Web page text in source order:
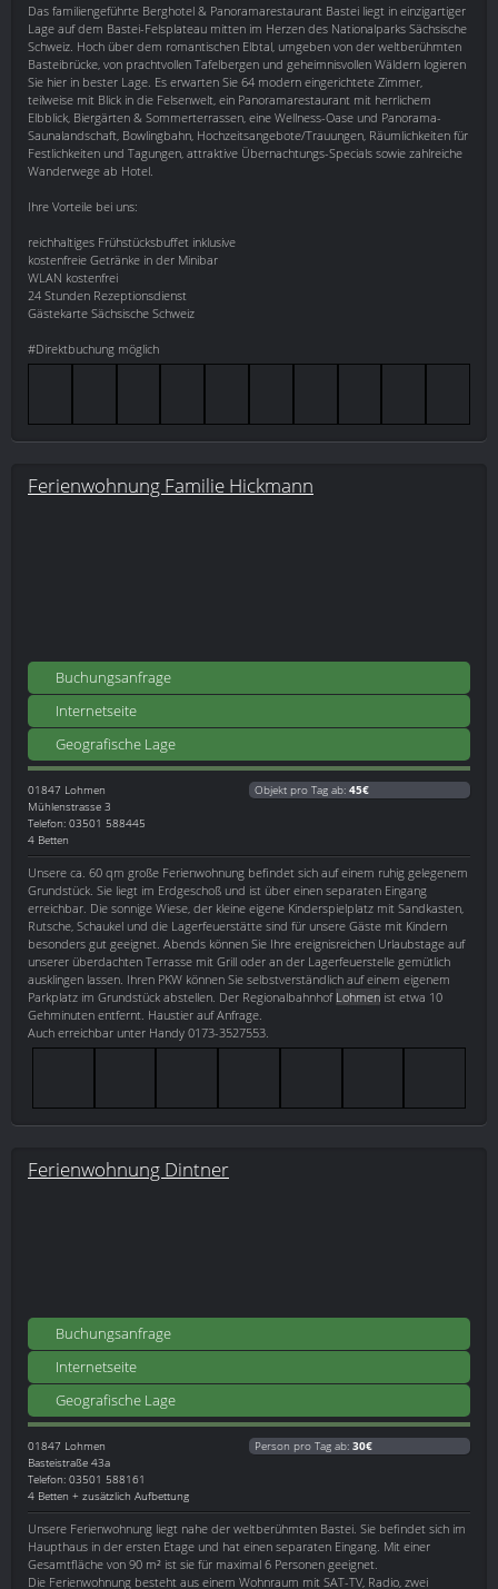
Das familiengeführte Berghotel & Panoramarestaurant Bastei liegt in einzigartiger
Lage auf dem Bastei-Felsplateau mitten im Herzen des Nationalparks Sächsische
Schweiz. Hoch über dem romantischen Elbtal, umgeben von der weltberühmten
Basteibrücke, von prachtvollen Tafelbergen und geheimnisvollen Wäldern logieren
Sie hier in bester Lage. Es erwarten Sie 64 modern eingerichtete Zimmer,
teilweise mit Blick in die Felsenwelt, ein Panoramarestaurant mit herrlichem
Elbblick, Biergärten & Sommerterrassen, eine Wellness-Oase und Panorama-
Saunalandschaft, Bowlingbahn, Hochzeitsangebote/Trauungen, Räumlichkeiten für
Festlichkeiten und Tagungen, attraktive Übernachtungs-Specials sowie zahlreiche
Wanderwege ab Hotel.
Ihre Vorteile bei uns:
reichhaltiges Frühstücksbuffet inklusive
kostenfreie Getränke in der Minibar
WLAN kostenfrei
24 Stunden Rezeptionsdienst
Gästekarte Sächsische Schweiz
#Direktbuchung möglich
Ferienwohnung Familie Hickmann
Buchungsanfrage
Internetseite
Geografische Lage
01847 Lohmen
Mühlenstrasse 3
Telefon: 03501 588445
4 Betten
Objekt pro Tag ab: 45€
Unsere ca. 60 qm große Ferienwohnung befindet sich auf einem ruhig gelegenem
Grundstück. Sie liegt im Erdgeschoß und ist über einen separaten Eingang
erreichbar. Die sonnige Wiese, der kleine eigene Kinderspielplatz mit Sandkasten,
Rutsche, Schaukel und die Lagerfeuerstätte sind für unsere Gäste mit Kindern
besonders gut geeignet. Abends können Sie Ihre ereignisreichen Urlaubstage auf
unserer überdachten Terrasse mit Grill oder an der Lagerfeuerstelle gemütlich
ausklingen lassen. Ihren PKW können Sie selbstverständlich auf einem eigenem
Parkplatz im Grundstück abstellen. Der Regionalbahnhof Lohmen ist etwa 10
Gehminuten entfernt. Haustier auf Anfrage.
Auch erreichbar unter Handy 0173-3527553.
Ferienwohnung Dintner
Buchungsanfrage
Internetseite
Geografische Lage
01847 Lohmen
Basteistraße 43a
Telefon: 03501 588161
4 Betten + zusätzlich Aufbettung
Person pro Tag ab: 30€
Unsere Ferienwohnung liegt nahe der weltberühmten Bastei. Sie befindet sich im
Haupthaus in der ersten Etage und hat einen separaten Eingang. Mit einer
Gesamtfläche von 90 m² ist sie für maximal 6 Personen geeignet.
Die Ferienwohnung besteht aus einem Wohnraum mit SAT-TV, Radio, zwei